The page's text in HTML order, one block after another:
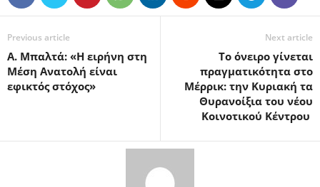
Previous article
Α. Μπαλτά: «Η ειρήνη στη
Μέση Ανατολή είναι
εφικτός στόχος»
Next article
Το όνειρο γίνεται
πραγματικότητα στο
Μέρρικ: την Κυριακή τα
Θυρανοίξια του νέου
Κοινοτικού Κέντρου